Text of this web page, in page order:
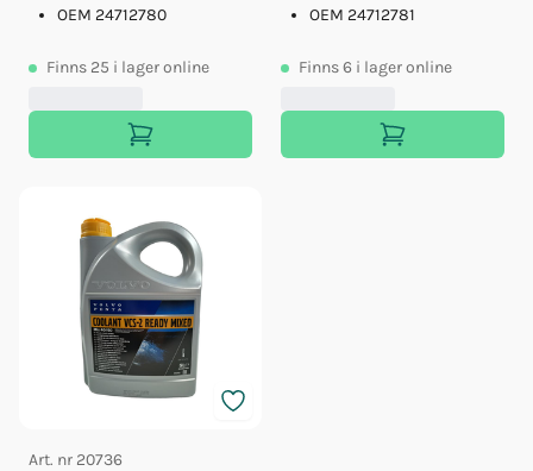
OEM 24712780
Finns 25 i lager online
OEM 24712781
Finns6 i lager online
Art. nr 20736